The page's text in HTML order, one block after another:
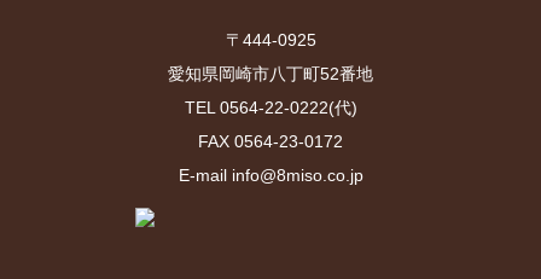
〒444-0925
愛知県岡崎市八丁町52番地
TEL 0564-22-0222(代)
FAX 0564-23-0172
E-mail info@8miso.co.jp